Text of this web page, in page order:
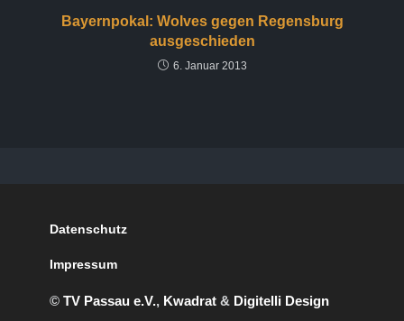
Bayernpokal: Wolves gegen Regensburg
ausgeschieden
6. Januar 2013
Datenschutz
Impressum
©TV Passau e.V., Kwadrat & Digitelli Design